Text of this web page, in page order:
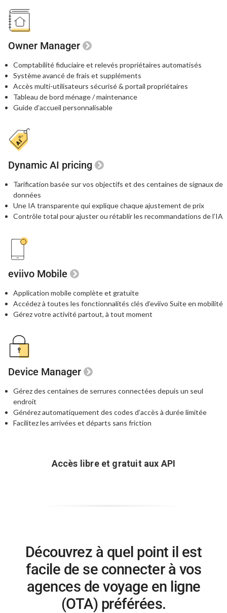
Owner Manager
Comptabilité fiduciaire et relevés propriétaires automatisés
Système avancé de frais et suppléments
Accès multi-utilisateurs sécurisé& portail propriétaires
Tableau de bord ménage / maintenance
Guide d’accueil personnalisable
Dynamic AI pricing
Tarification basée sur vos objectifs et des centaines de signaux de
données
Une IA transparente qui explique chaqueajustement de prix
Contrôle total pour ajuster ou rétablir les recommandations de l’IA
eviivo Mobile
Application mobile complète et gratuite
Accédez à toutes les fonctionnalités clés d’eviivo Suite en mobilité
Gérez votre activité partout, à tout moment
Device Manager
Gérez des centaines de serrures connectées depuis un seul
endroit
Générez automatiquement des codes d’accès à durée limitée
Facilitez les arrivées et départs sans friction
Accès libre et gratuit aux API
Découvrez à quel point il est
facile de se connecterà vos
agences de voyage en ligne
(OTA) préférées.